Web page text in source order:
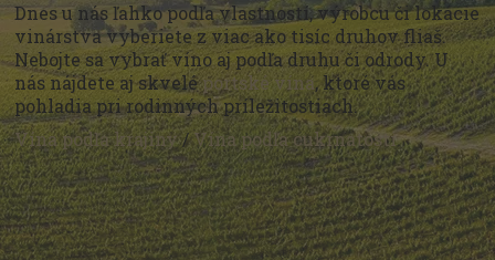
Dnes u nás ľahko podľa vlastností, výrobcu či lokácie
vinárstva vyberiete z viac ako tisíc druhov fliaš.
Nebojte sa vybrať víno aj podľa druhu či odrody. U
nás nájdete aj skveléportské vína, ktoré vás
pohladia pri rodinných príležitostiach.
Vína podľa krajiny/Vína podľa cukrnatosti